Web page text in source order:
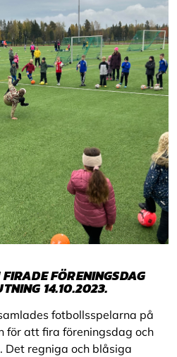
FÖRENINGSDAG
14.10.2023.
fotbollsspelarna på
för att fira föreningsdag och
Det regniga och blåsiga